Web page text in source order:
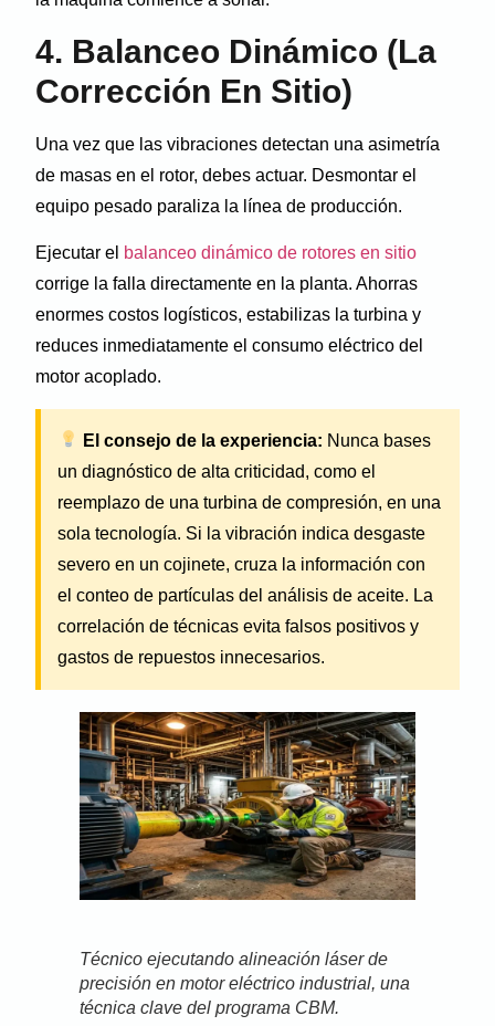
4. Balanceo Dinámico (La
Corrección En Sitio)
Una vez que las vibraciones detectan una asimetría
de masas en el rotor, debes actuar. Desmontar el
equipo pesado paraliza la línea de producción.
Ejecutar el balanceo dinámico de rotores en sitio
corrige la falla directamente en la planta. Ahorras
enormes costos logísticos, estabilizas la turbina y
reduces inmediatamente el consumo eléctrico del
motor acoplado.
El consejo de la experiencia: Nunca bases
un diagnóstico de alta criticidad, como el
reemplazo de una turbina de compresión, en una
sola tecnología. Si la vibración indica desgaste
severo en un cojinete, cruza la información con
el conteo de partículas del análisis de aceite. La
correlación de técnicas evita falsos positivos y
gastos de repuestos innecesarios.
Técnico ejecutando alineación láser de
precisión en motor eléctrico industrial, una
técnica clave del programa CBM.